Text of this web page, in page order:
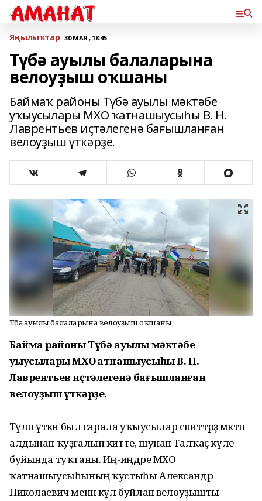
Яңылыҡтар 30 МАЯ , 18:45
Түбә ауылы балаларына
велоуҙыш оҡшаны
Баймаҡ районы Түбә ауылы мәктәбе
уҡыусылары МХО ҡатнашыусыһы В. Н.
Лаврентьев иҫтәлегенә бағышланған
велоуҙыш үткәрҙе.
Түбә ауылы балаларына велоуҙыш оҡшаны
Баймаҡ районы Түбә ауылы мәктәбе
уҡыусылары МХО ҡатнашыусыһы В. Н.
Лаврентьев иҫтәлегенә бағышланған
велоуҙыш үткәрҙе.
Тәүләп үткән был сарала уҡыусылар сәпиттәрҙә мәктәп
алдынан ҡуҙғалып китте, шунан Талҡаҫ күле
буйында туҡтаны. Иң-иңдәре МХО
ҡатнашыусыһының ҡустыһы Александр
Николаевич менән күл буйлап велоуҙышты